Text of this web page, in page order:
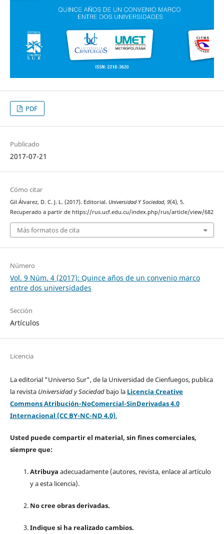
PDF
Publicado
2017-07-21
Cómo citar
Gil Álvarez, D. C. J. L. (2017). Editorial. Universidad Y Sociedad, 9(4), 5.
Recuperado a partir de https://rus.ucf.edu.cu/index.php/rus/article/view/682
Más formatos de cita
Número
Vol. 9 Núm. 4 (2017): Quince años de un convenio marco
entre dos universidades
Sección
Artículos
Licencia
La editorial "Universo Sur", de la Universidad de Cienfuegos, publica
la revista Universidad y Sociedad bajo la Licencia Creative
Commons Atribución-NoComercial-SinDerivadas 4.0
Internacional (CC BY-NC-ND 4.0).
Usted puede compartir el material, sin fines comerciales,
siempre que:
Atribuya adecuadamente (autores, revista, enlace al artículo
y a esta licencia).
No cree obras derivadas.
Indique si ha realizado cambios.